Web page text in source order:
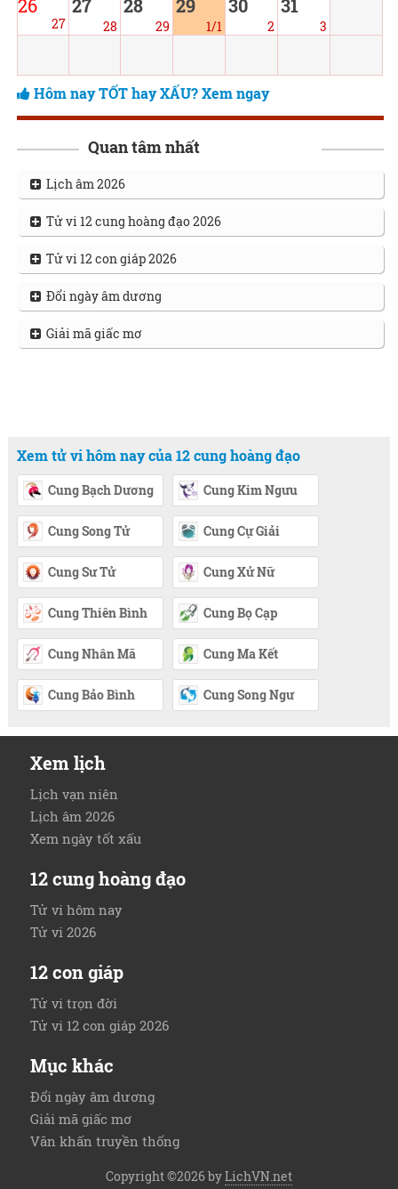
26
27
27
28
28
29
29
1/1
30
2
31
3
Hôm nay TỐT hay XẤU? Xem ngay
Quan tâm nhất
Lịch âm 2026
Tử vi 12 cung hoàng đạo 2026
Tử vi 12 con giáp 2026
Đổi ngày âm dương
Giải mã giấc mơ
Xem tử vi hôm nay của 12 cung hoàng đạo
Cung Bạch Dương Cung Kim Ngưu
Cung Song Tử Cung Cự Giải
Cung Sư Tử Cung Xử Nữ
Cung Thiên Bình Cung Bọ Cạp
Cung Nhân Mã Cung Ma Kết
Cung Bảo Bình Cung Song Ngư
Xem lịch
Lịch vạn niên
Lịch âm 2026
Xem ngày tốt xấu
12 cung hoàng đạo
Tử vi hôm nay
Tử vi 2026
12 con giáp
Tử vi trọn đời
Tử vi 12 con giáp 2026
Mục khác
Đổi ngày âm dương
Giải mã giấc mơ
Văn khấn truyền thống
Copyright ©2026 byLichVN.net